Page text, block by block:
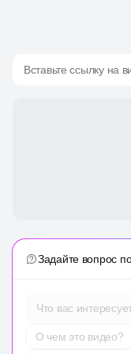
Вставьте ссылку на
Задайте вопрос
Что вас
О чем это видео?